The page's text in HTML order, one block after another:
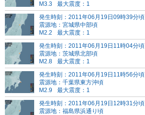
M3.3
最大震度：1
発生時刻：2011年06月19日09時39分頃
震源地：宮城県中部頃
M2.2
最大震度：1
発生時刻：2011年06月19日11時04分頃
震源地：茨城県北部頃
M2.8
最大震度：1
発生時刻：2011年06月19日11時56分頃
震源地：千葉県東方沖頃
M2.9
最大震度：1
発生時刻：2011年06月19日12時31分頃
震源地：福島県浜通り頃